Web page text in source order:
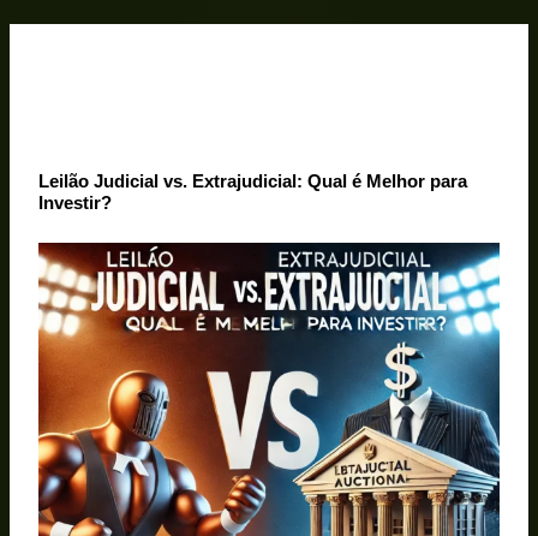
Leilão Judicial vs. Extrajudicial: Qual é Melhor para
Investir?